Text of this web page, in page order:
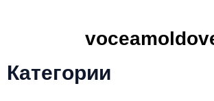
Категории